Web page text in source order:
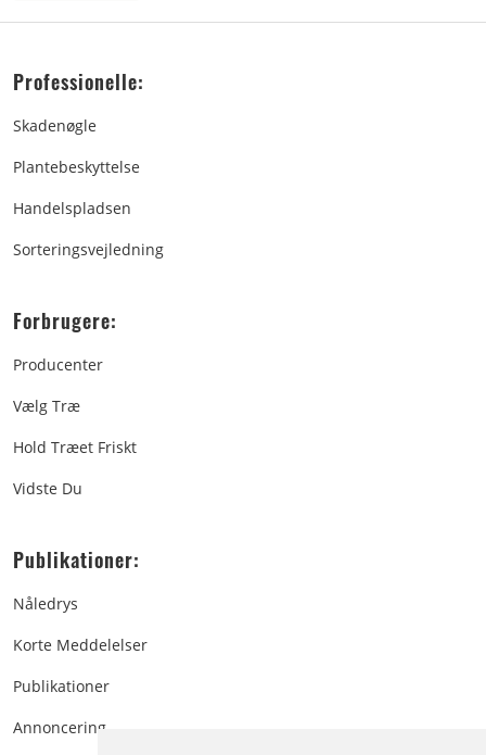
Professionelle:
Skadenøgle
Plantebeskyttelse
Handelspladsen
Sorteringsvejledning
Forbrugere:
Producenter
Vælg Træ
Hold Træet Friskt
Vidste Du
Publikationer:
Nåledrys
Korte Meddelelser
Publikationer
Annoncering